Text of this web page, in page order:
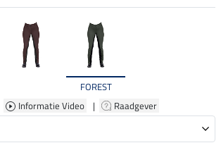
FOREST
Informatie Video | Raadgever